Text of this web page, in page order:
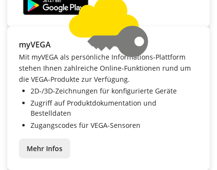
myVEGA
Mit myVEGA als persönliche Informations-Plattform
stehen Ihnen zahlreiche Online-Funktionen rund um
die VEGA-Produkte zur Verfügung.
2D-/3D-Zeichnungen für konfigurierte Geräte
Zugriff auf Produktdokumentation und
Bestelldaten
Zugangscodes für VEGA-Sensoren
Mehr Infos